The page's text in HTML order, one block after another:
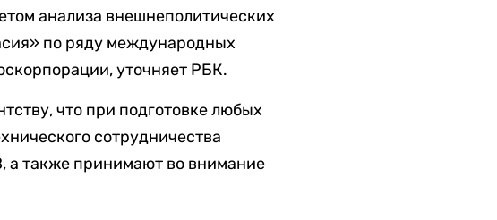
анализа внешнеполитических
по ряду международных
уточняет РБК.
что при подготовке любых
сотрудничества
а также принимают во внимание